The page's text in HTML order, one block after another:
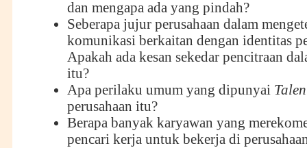
dan mengapa ada yang pindah?
Seberapa jujur perusahaan dalam
komunikasi berkaitan dengan identitas
Apakah ada kesan sekedar pencitraan
itu?
Apa perilaku umum yang dipunyai
perusahaan itu?
Berapa banyak karyawan yang
pencari kerja untuk bekerja di